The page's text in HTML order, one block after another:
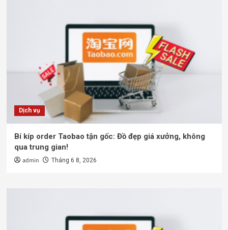
Dịch vụ
Bí kíp order Taobao tận gốc: Đồ đẹp giá xưởng, không
qua trung gian!
admin Tháng 6 8, 2026